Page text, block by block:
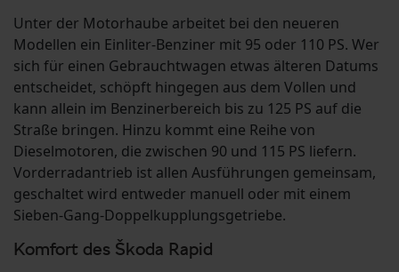
Unter der Motorhaube arbeitet bei den neueren
Modellen ein Einliter-Benziner mit 95 oder 110 PS. Wer
sich für einen Gebrauchtwagen etwas älteren Datums
entscheidet, schöpft hingegen aus dem Vollen und
kann allein im Benzinerbereich bis zu 125 PS auf die
Straße bringen. Hinzu kommt eine Reihe von
Dieselmotoren, die zwischen 90 und 115 PS liefern.
Vorderradantrieb ist allen Ausführungen gemeinsam,
geschaltet wird entweder manuell oder mit einem
Sieben-Gang-Doppelkupplungsgetriebe.
Komfort des Škoda Rapid